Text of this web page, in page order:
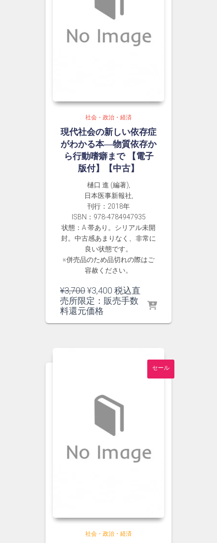
社会・政治・経済
現代社会の新しい依存症
がわかる本―物質依存か
ら行動嗜癖まで 【電子
版付】【中古】
樋口 進 (編著),
日本医事新報社,
刊行：2018年
ISBN：978-4784947935
状態：A 帯あり。シリアル未開
封。中古感あまりなく、非常に
良い状態です。
※併売品のため品切れの際はご
容赦ください。
¥3,700元
の
価
¥3,400 現
在
税込直
売所限定：販売手数
料還元価格
セール
社会・政治・経済